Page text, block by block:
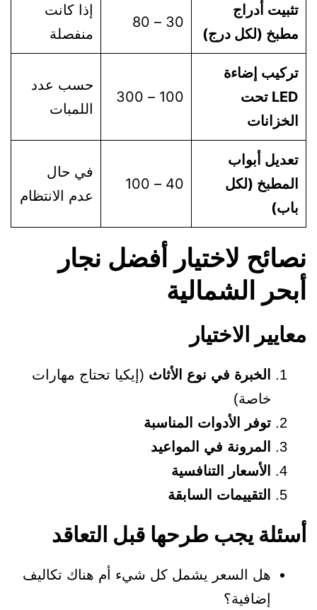
تثبيت أدراج
مطبخ (لكل درج)
30 – 80
إذا كانت
منفصلة
تركيب إضاءة
LED تحت
الخزانات
100 – 300
حسب عدد
اللمبات
تعديل أبواب
المطبخ (لكل
باب)
40 – 100
في حال
عدم الانتظام
لاختيار أفضل نجار
الشمالية
الاختيار
الخبرة في نوع الأثاث(إيكيا تحتاج مهارات
خاصة)
توفر الأدوات المناسبة
المرونة في المواعيد
الأسعار التنافسية
التقييمات السابقة
يجب طرحها قبل التعاقد
هل السعر يشمل كل شيء أم هناك تكاليف
إضافية؟